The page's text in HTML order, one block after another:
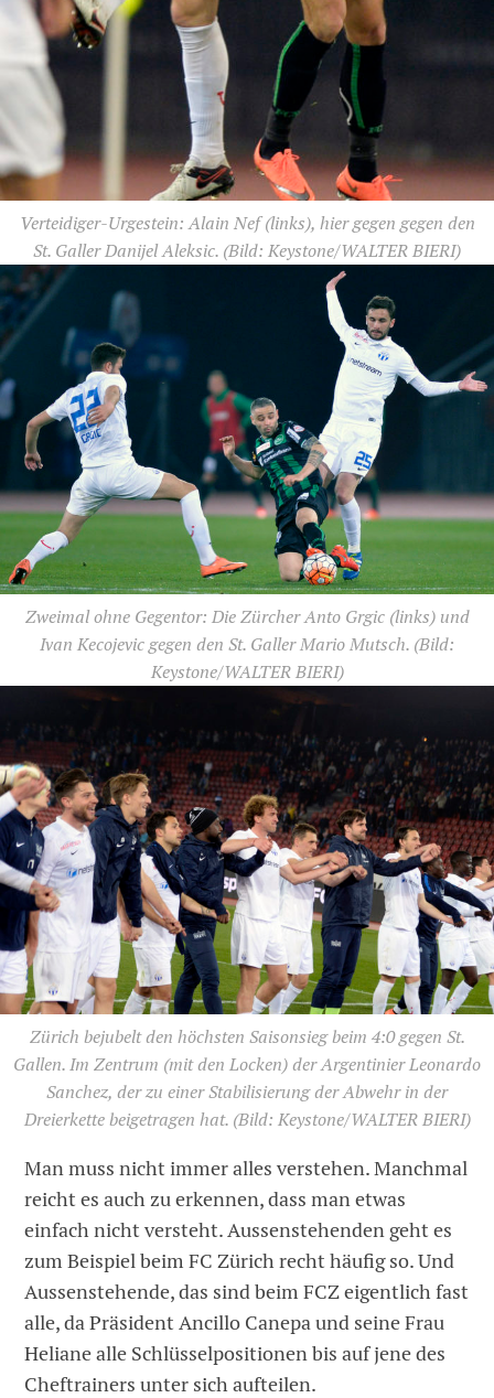
Verteidiger-Urgestein: Alain Nef (links), hier gegen gegen den
St. Galler Danijel Aleksic. (Bild: Keystone/WALTER BIERI)
Zweimal ohne Gegentor: Die Zürcher Anto Grgic (links) und
Ivan Kecojevic gegen den St. Galler Mario Mutsch. (Bild:
Keystone/WALTER BIERI)
Zürich bejubelt den höchsten Saisonsieg beim 4:0 gegen St.
Gallen. Im Zentrum (mit den Locken) der Argentinier Leonardo
Sanchez, der zu einer Stabilisierung der Abwehr in der
Dreierkette beigetragen hat.(Bild: Keystone/WALTER BIERI)
Man muss nicht immer alles verstehen. Manchmal
reicht es auch zu erkennen, dass man etwas
einfach nicht versteht. Aussenstehenden geht es
zum Beispiel beim FC Zürich recht häufig so. Und
Aussenstehende, das sind beim FCZ eigentlich fast
alle, da Präsident Ancillo Canepa und seine Frau
Heliane alle Schlüsselpositionen bis auf jene des
Cheftrainers unter sich aufteilen.